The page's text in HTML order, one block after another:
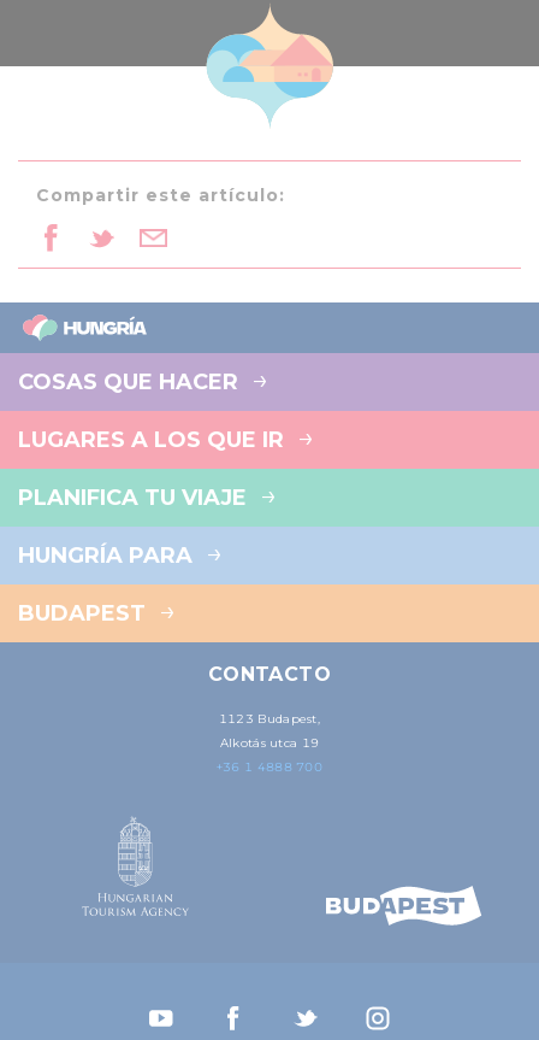
Compartir este artículo:
COSAS QUE HACER
LUGARES A LOS QUE IR
PLANIFICA TU VIAJE
HUNGRÍA PARA
BUDAPEST
CONTACTO
1123 Budapest,
Alkotás utca 19
+36 1 4888 700